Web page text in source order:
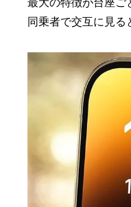
同乗者で交互に見る